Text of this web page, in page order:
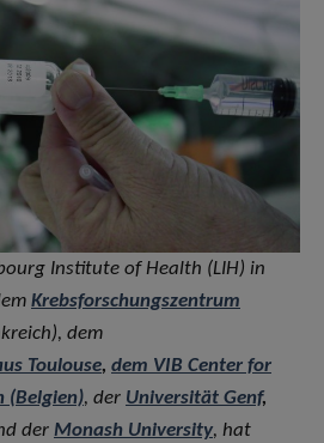
Institute of Health (LIH) in
Krebsforschungszentrum
dem
Toulouse, dem VIB Center for
(Belgien), der Universität Genf,
der Monash University, hat